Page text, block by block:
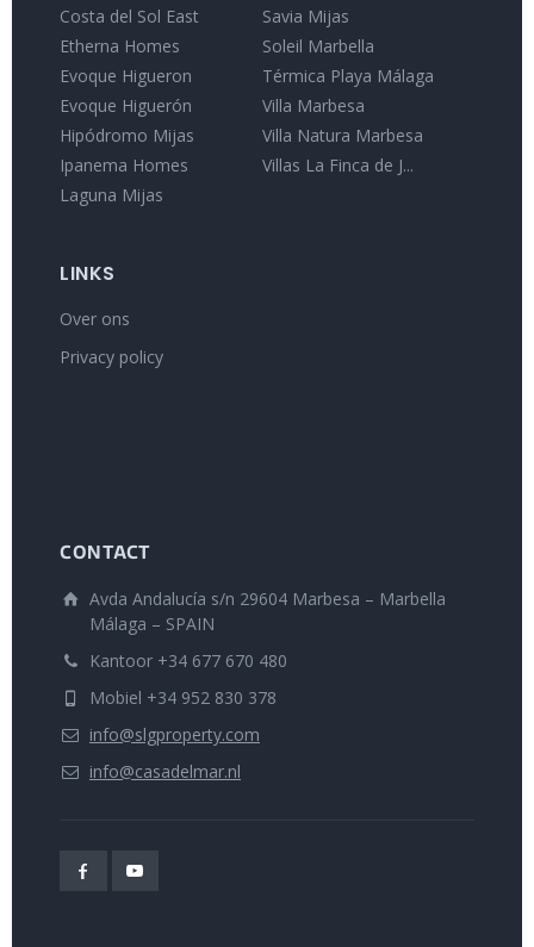
Costa del Sol East
Etherna Homes
Evoque Higueron
Evoque Higuerón
Hipódromo Mijas
Ipanema Homes
Laguna Mijas
Savia Mijas
Soleil Marbella
Térmica Playa Málaga
Villa Marbesa
Villa Natura Marbesa
Villas La Finca de J...
LINKS
Over ons
Privacy policy
CONTACT
Avda Andalucía s/n 29604 Marbesa – Marbella
Málaga – SPAIN
Kantoor +34 677 670 480
Mobiel +34 952 830 378
info@slgproperty.com
info@casadelmar.nl